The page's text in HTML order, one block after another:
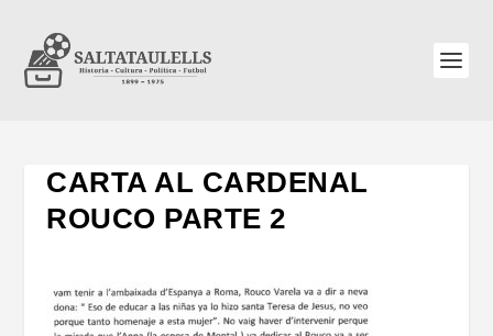
CARTA AL CARDENAL
ROUCO PARTE 2